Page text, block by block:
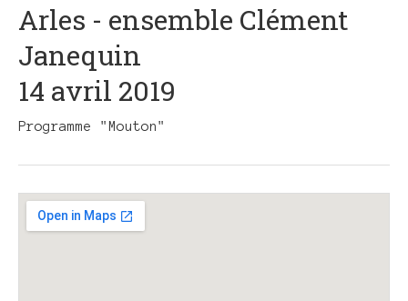
Arles - ensemble Clément
Janequin
14 avril 2019
Programme "Mouton"
Details